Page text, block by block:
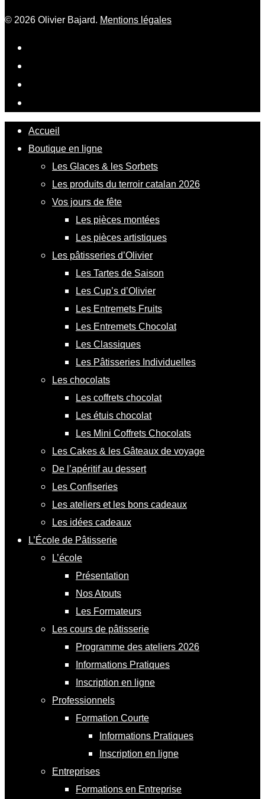
© 2026 Olivier Bajard. Mentions légales
Accueil
Boutique en ligne
Les Glaces & les Sorbets
Les produits du terroir catalan 2026
Vos jours de fête
Les pièces montées
Les pièces artistiques
Les pâtisseries d’Olivier
Les Tartes de Saison
Les Cup’s d’Olivier
Les Entremets Fruits
Les Entremets Chocolat
Les Classiques
Les Pâtisseries Individuelles
Les chocolats
Les coffrets chocolat
Les étuis chocolat
Les Mini Coffrets Chocolats
Les Cakes & les Gâteaux de voyage
De l’apéritif au dessert
Les Confiseries
Les ateliers et les bons cadeaux
Les idées cadeaux
L’École de Pâtisserie
L’école
Présentation
Nos Atouts
Les Formateurs
Les cours de pâtisserie
Programme des ateliers 2026
Informations Pratiques
Inscription en ligne
Professionnels
Formation Courte
Informations Pratiques
Inscription en ligne
Entreprises
Formations en Entreprise